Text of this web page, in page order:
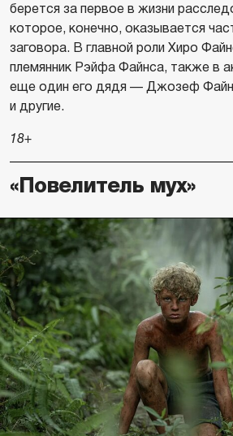
берется за первое в жизни
которое, конечно, оказывается
заговора. В главной роли Хиро
племянник Рэйфа Файнса, также в
еще один его дядя — Джозеф
и другие.
18+
«Повелитель мух»